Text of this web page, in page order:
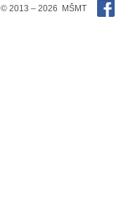
© 2013 – 2026 MŠMT